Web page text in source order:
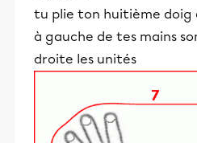
tu plie ton huitième doig
à gauche de tes mains
droite les unités